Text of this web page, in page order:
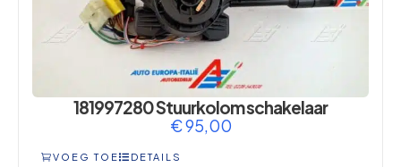
181997280 Stuurkolom schakelaar
€95,00
VOEG TOE DETAILS